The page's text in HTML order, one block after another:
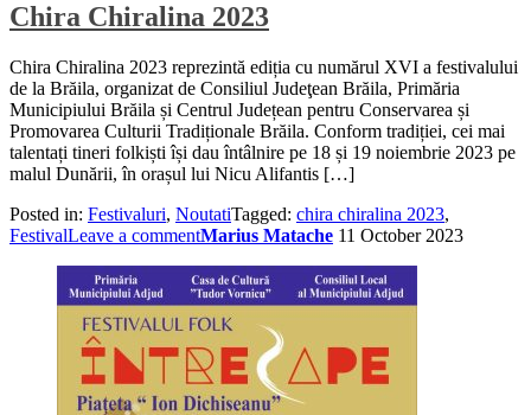
Chira Chiralina 2023
Chira Chiralina 2023 reprezintă ediția cu numărul XVI a festivalului
de la Brăila, organizat de Consiliul Judeţean Brăila, Primăria
Municipiului Brăila și Centrul Județean pentru Conservarea și
Promovarea Culturii Tradiționale Brăila. Conform tradiției, cei mai
talentați tineri folkiști își dau întâlnire pe 18 și 19 noiembrie 2023 pe
malul Dunării, în orașul lui Nicu Alifantis […]
Posted in: Festivaluri, NoutatiTagged: chira chiralina 2023,
FestivalLeave a commentMarius Matache 11 October 2023